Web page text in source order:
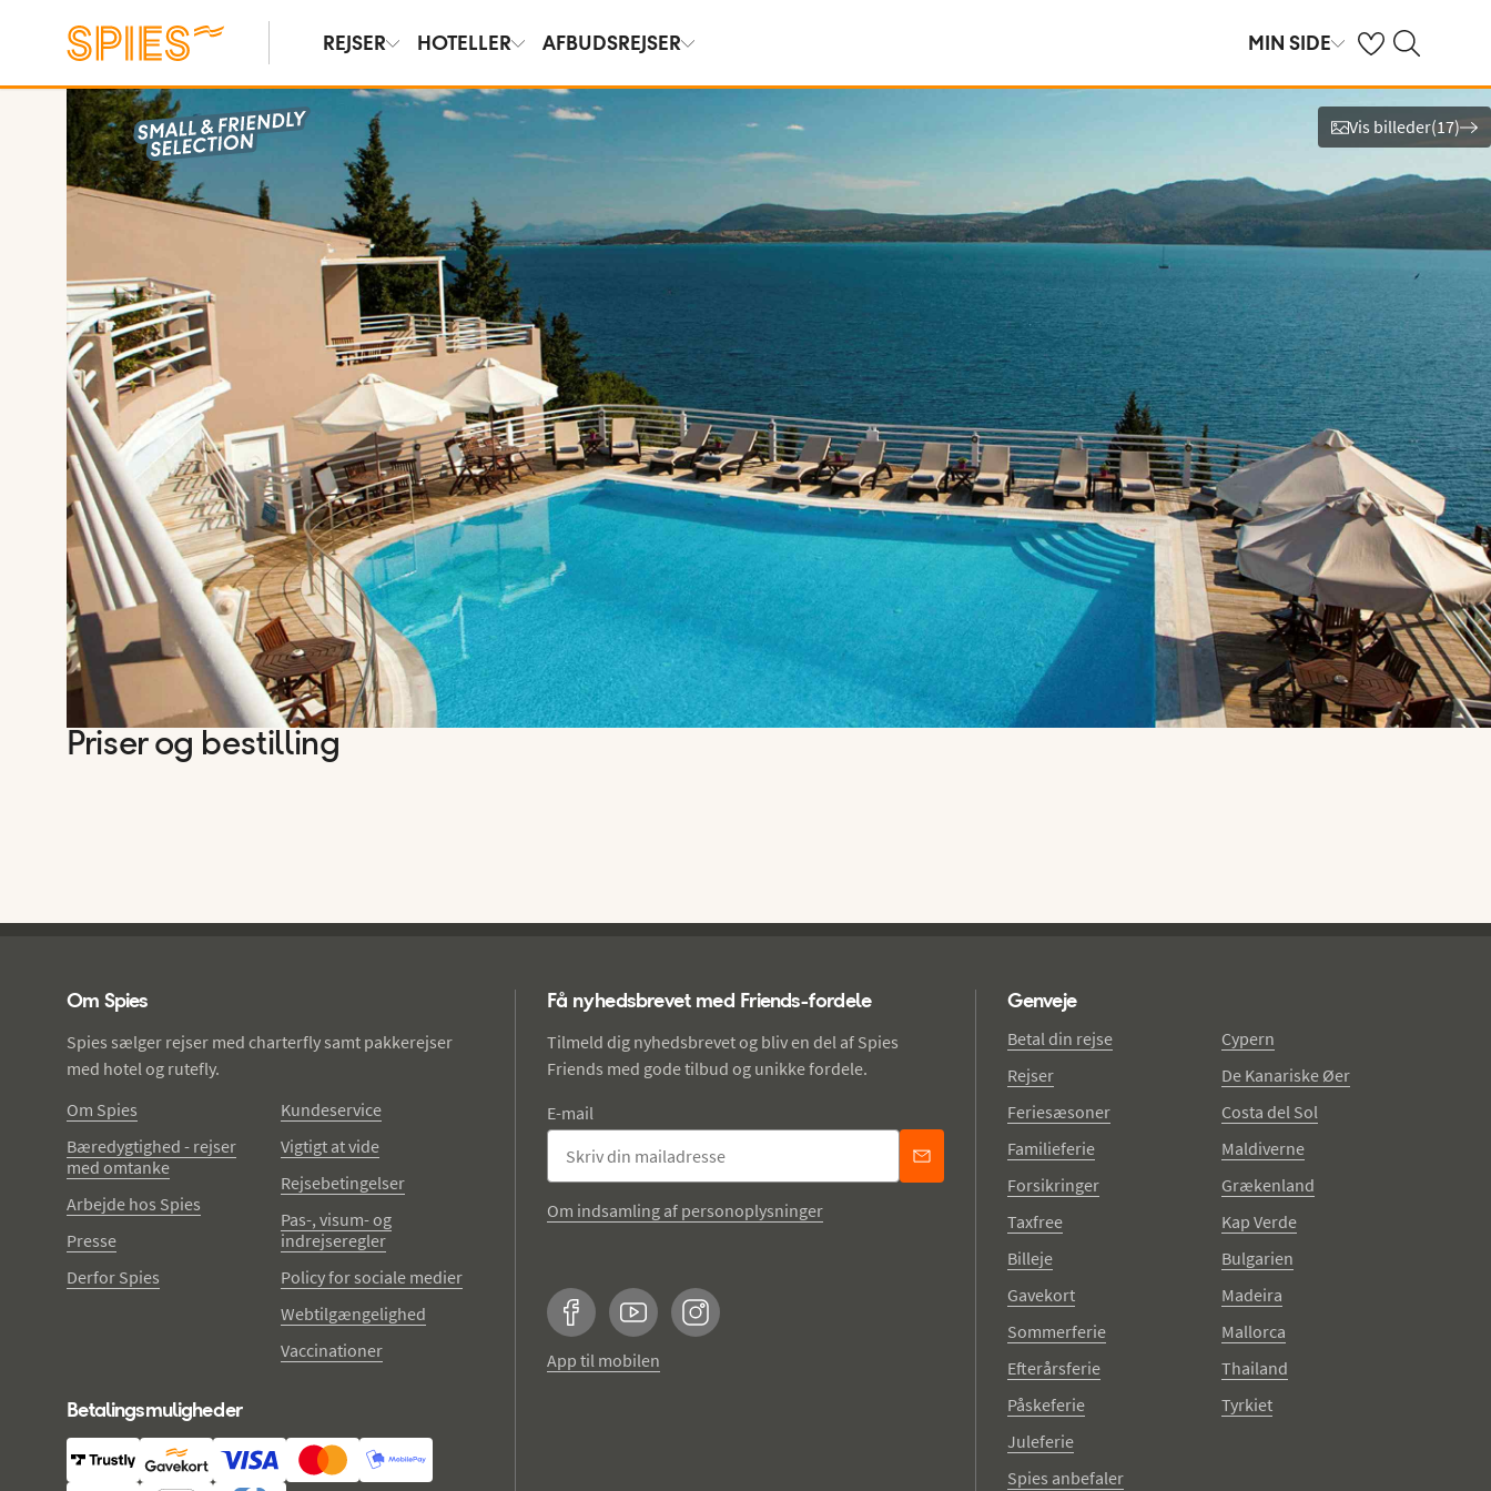
REJSER HOTELLER AFBUDSREJSER MIN SIDE Se dine gemte
Søg på spies.dk
Vis billeder
Vis billeder(17)
Priser og bestilling
Om Spies
Spies sælger rejser med charterfly samt pakkerejser
med hotel og rutefly.
Om Spies
Bæredygtighed - rejser
med omtanke
Arbejde hos Spies
Presse
Derfor Spies
Kundeservice
Vigtigt at vide
Rejsebetingelser
Pas-, visum- og
indrejseregler
Policy for sociale medier
Webtilgængelighed
Vaccinationer
Betalingsmuligheder
Få nyhedsbrevet med Friends-fordele
Tilmeld dig nyhedsbrevet og bliv en del af Spies
Friends med gode tilbud og unikke fordele.
E-mail
Om indsamling af personoplysninger
FacebookYouTubeInstagram
App til mobilen
Genveje
Betal din rejse
Rejser
Feriesæsoner
Familieferie
Forsikringer
Taxfree
Billeje
Gavekort
Sommerferie
Efterårsferie
Påskeferie
Juleferie
Spies anbefaler
Cypern
De Kanariske Øer
Costa del Sol
Maldiverne
Grækenland
Kap Verde
Bulgarien
Madeira
Mallorca
Thailand
Tyrkiet